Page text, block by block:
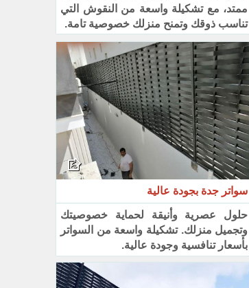
ممتد، مع تشكيلة واسعة من النقوش التي
تناسب ذوقك وتمنح منزلك خصوصية تامة.
سواتر جدة بجودة عالية
حلول عصرية وأنيقة لحماية خصوصيتك
وتجميل منزلك. تشكيلة واسعة من السواتر
بأسعار تنافسية وجودة عالية.